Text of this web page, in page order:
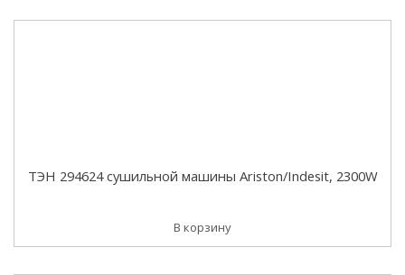
ТЭН 294624 сушильной машины Ariston/Indesit, 2300W
В корзину